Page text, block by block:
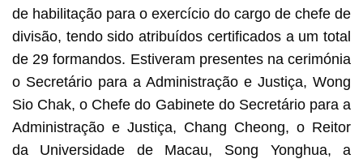
de habilitação para o exercício do cargo de chefe de
divisão, tendo sido atribuídos certificados a um total
de 29 formandos. Estiveram presentes na cerimónia
o Secretário para a Administração e Justiça, Wong
Sio Chak, o Chefe do Gabinete do Secretário para a
Administração e Justiça, Chang Cheong, o Reitor
da Universidade de Macau, Song Yonghua, a